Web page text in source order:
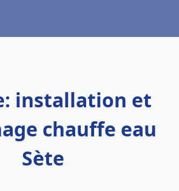
installation et
chauffe eau
Sète